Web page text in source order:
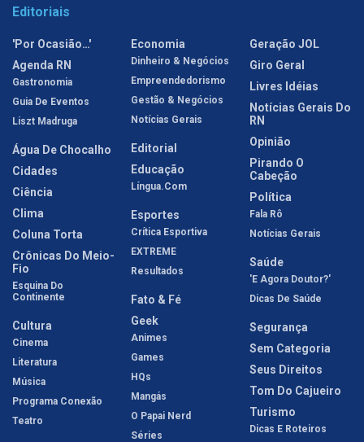
Editoriais
'Por Ocasião…'
Agenda RN
Gastronomia
Guia De Eventos
Liszt Madruga
Água De Chocalho
Cidades
Ciência
Clima
Coluna Torta
Crônicas Do Meio-
Fio
Esquina Do
Continente
Cultura
Cinema
Literatura
Música
Programa Conexão
Teatro
Economia
Dinheiro & Negócios
Empreendedorismo
Gestão & Negócios
Notícias Gerais
Editorial
Educação
Língua.com
Esportes
Crítica Esportiva
EXTREME
Resultados
Fato & Fé
Geek
Animes
Games
HQs
Mangás
O Papai Nerd
Séries
Geração JOL
Giro Geral
Livres Idéias
Notícias Gerais Do
RN
Opinião
Pirando O
Cabeção
Política
Fala Rô
Notícias Gerais
Saúde
'E Agora Doutor?'
Dicas De Saúde
Segurança
Sem Categoria
Seus Direitos
Tom Do Cajueiro
Turismo
Dicas E Roteiros